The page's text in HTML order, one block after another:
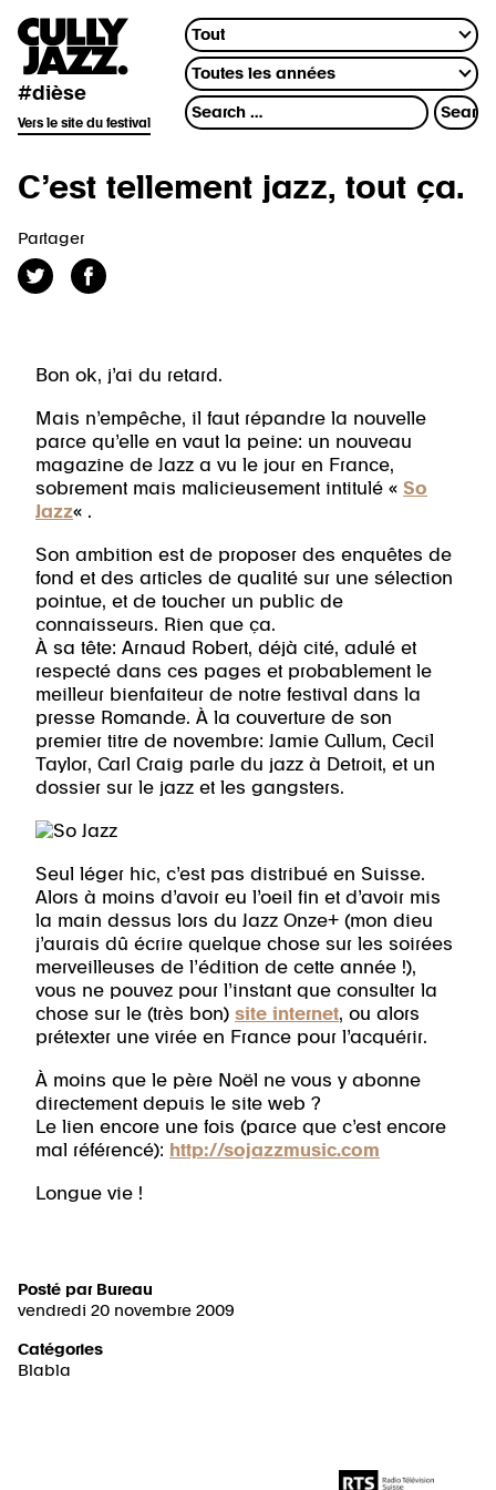
#dièse
Vers le site du festival
C’est tellement jazz, tout ça.
Partager
Bon ok, j’ai du retard.
Mais n’empêche, il faut répandre la nouvelle
parce qu’elle en vaut la peine: un nouveau
magazine de Jazz a vu le jour en France,
sobrement mais malicieusement intitulé « So
Jazz« .
Son ambition est de proposer des enquêtes de
fond et des articles de qualité sur une sélection
pointue, et de toucher un public de
connaisseurs. Rien que ça.
À sa tête: Arnaud Robert, déjà cité, adulé et
respecté dans ces pages et probablement le
meilleur bienfaiteur de notre festival dans la
presse Romande. À la couverture de son
premier titre de novembre: Jamie Cullum, Cecil
Taylor, Carl Craig parle du jazz à Detroit, et un
dossier sur le jazz et les gangsters.
Seul léger hic, c’est pas distribué en Suisse.
Alors à moins d’avoir eu l’oeil fin et d’avoir mis
la main dessus lors du Jazz Onze+ (mon dieu
j’aurais dû écrire quelque chose sur les soirées
merveilleuses de l’édition de cette année !),
vous ne pouvez pour l’instant que consulter la
chose sur le (très bon) site internet, ou alors
prétexter une virée en France pour l’acquérir.
À moins que le père Noël ne vous y abonne
directement depuis le site web ?
Le lien encore une fois (parce que c’est encore
mal référencé):
http://sojazzmusic.com
Longue vie !
Posté par Bureau
vendredi 20 novembre 2009
Catégories
Blabla